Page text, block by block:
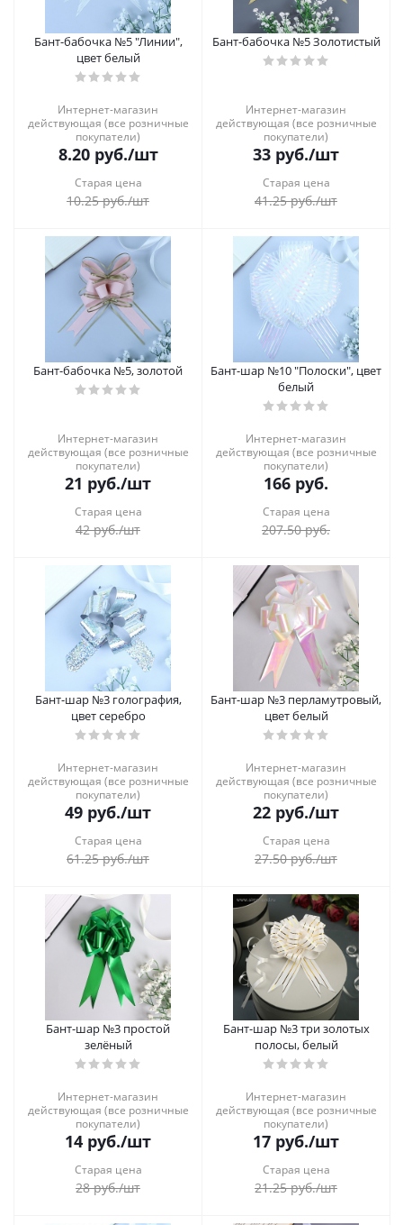
Бант-бабочка №5 "Линии",
цвет белый
Интернет-магазин
действующая (все розничные
покупатели)
8.20руб./шт
Старая цена
10.25руб./шт
Бант-бабочка №5 Золотистый
Интернет-магазин
действующая (все розничные
покупатели)
33 руб./шт
Старая цена
41.25руб./шт
Бант-бабочка №5, золотой
Интернет-магазин
действующая (все розничные
покупатели)
21 руб./шт
Старая цена
42руб./шт
Бант-шар №10 "Полоски", цвет
белый
Интернет-магазин
действующая (все розничные
покупатели)
166 руб.
Старая цена
207.50руб.
Бант-шар №3 голография,
цвет серебро
Интернет-магазин
действующая (все розничные
покупатели)
49 руб./шт
Старая цена
61.25руб./шт
Бант-шар №3 перламутровый,
цвет белый
Интернет-магазин
действующая (все розничные
покупатели)
22 руб./шт
Старая цена
27.50руб./шт
Бант-шар №3 простой
зелёный
Интернет-магазин
действующая (все розничные
покупатели)
14 руб./шт
Старая цена
28руб./шт
Бант-шар №3 три золотых
полосы, белый
Интернет-магазин
действующая (все розничные
покупатели)
17 руб./шт
Старая цена
21.25руб./шт